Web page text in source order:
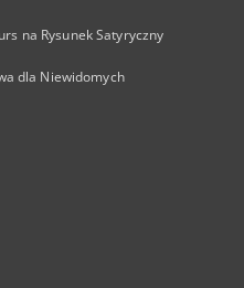
na Rysunek Satyryczny
dla Niewidomych